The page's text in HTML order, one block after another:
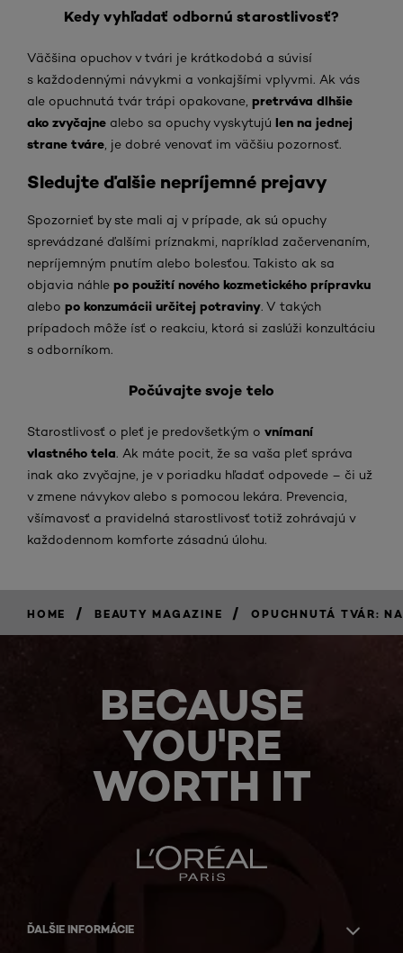
Kedy vyhľadať odbornú starostlivosť?
Väčšina opuchov v tvári je krátkodobá a súvisí
s každodennými návykmi a vonkajšími vplyvmi. Ak vás
ale opuchnutá tvár trápi opakovane, pretrváva dlhšie
ako zvyčajne alebo sa opuchy vyskytujú len na jednej
strane tváre , je dobré venovať im väčšiu pozornosť.
Sledujte ďalšie nepríjemné prejavy
Spozornieť by ste mali aj v prípade, ak sú opuchy
sprevádzané ďalšími príznakmi, napríklad začervenaním,
nepríjemným pnutím alebo bolesťou. Takisto ak sa
objavia náhle po použití nového kozmetického prípravku
alebo po konzumácii určitej potraviny. V takých
prípadoch môže ísť o reakciu, ktorá si zaslúži konzultáciu
s odborníkom.
Počúvajte svoje telo
Starostlivosť o pleť je predovšetkým o vnímaní
vlastného tela. Ak máte pocit, že sa vaša pleť správa
inak ako zvyčajne, je v poriadku hľadať odpovede – či už
v zmene návykov alebo s pomocou lekára. Prevencia,
všímavosť a pravidelná starostlivosť totiž zohrávajú v
každodennom komforte zásadnú úlohu.
HOME / BEAUTY MAGAZINE / OPUCHNUTÁ TVÁR:
BECAUSE
YOU'RE
WORTH IT
ĎALŠIE INFORMÁCIE